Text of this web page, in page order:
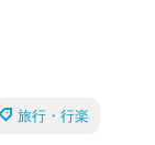
旅行・行楽